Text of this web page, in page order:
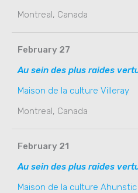
Montreal, Canada
February 27
Au sein des plus raides
Maison de la culture Villeray
Montreal, Canada
February 21
Au sein des plus raides
Maison de la culture Ahunstic